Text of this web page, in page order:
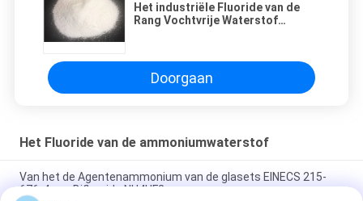
Het industriële Fluoride van de
Rang Vochtvrije Waterstof
Doorgaan
Het Fluoride van de ammoniumwaterstof
Van het de Agentenammonium van de glasets EINECS 215-
676-4 van Biflouride NH4HF2